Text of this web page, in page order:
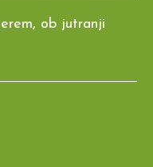
ob jutranji